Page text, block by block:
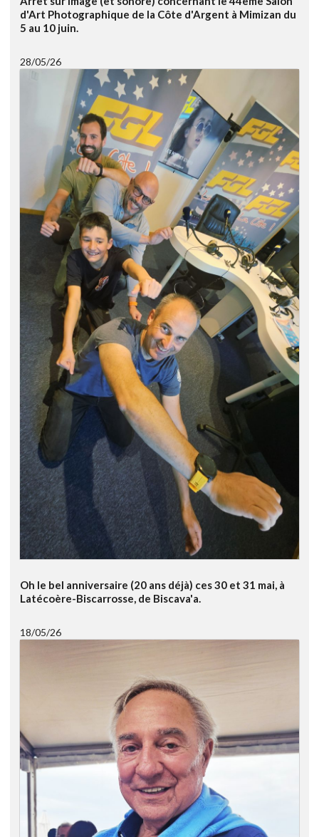
d'Art Photographique de la Côte d'Argent à Mimizan du
5 au 10 juin.
28/05/26
Oh le bel anniversaire (20 ans déjà) ces 30 et 31 mai, à
Latécoère-Biscarrosse, de Biscava'a.
18/05/26